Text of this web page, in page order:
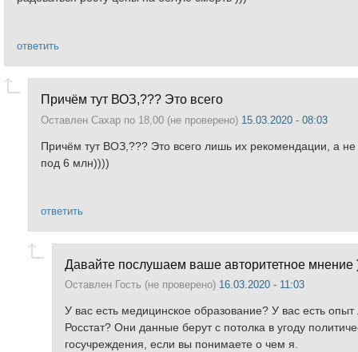
ответить
Причём тут ВОЗ,??? Это всего
Оставлен Сахар по 18,00 (не проверено) 15.03.2020 - 08:03
Причём тут ВОЗ,??? Это всего лишь их рекомендации, а
под 6 млн))))
ответить
Давайте послушаем ваше авторитетное мнение
Оставлен Гость (не проверено) 16.03.2020 - 11:03
У вас есть медицинское образование? У вас есть
Росстат? Они данные берут с потолка в угоду
госучреждения, если вы понимаете о чем я.